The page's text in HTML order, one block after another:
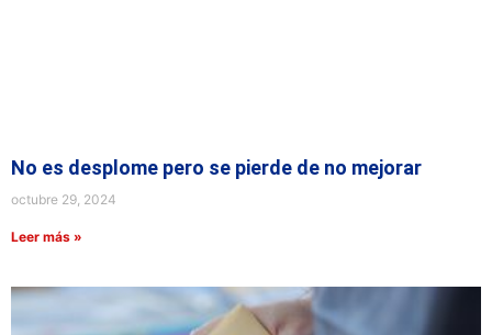
No es desplome pero se pierde de no mejorar
octubre 29, 2024
Leer más »